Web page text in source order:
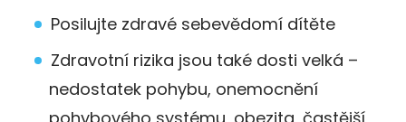
Posilujte zdravé sebevědomí dítěte
Zdravotní rizika jsou také dosti velká –
nedostatek pohybu, onemocnění